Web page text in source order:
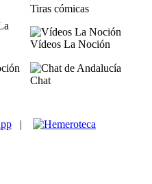
Tiras cómicas
Vídeos La Noción
Chat
|